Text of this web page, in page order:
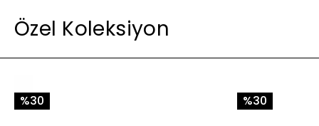
Özel Koleksiyon
%30 %30